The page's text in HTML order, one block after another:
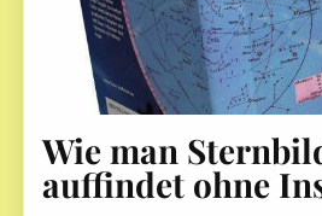
Wie man
auffindet ohne